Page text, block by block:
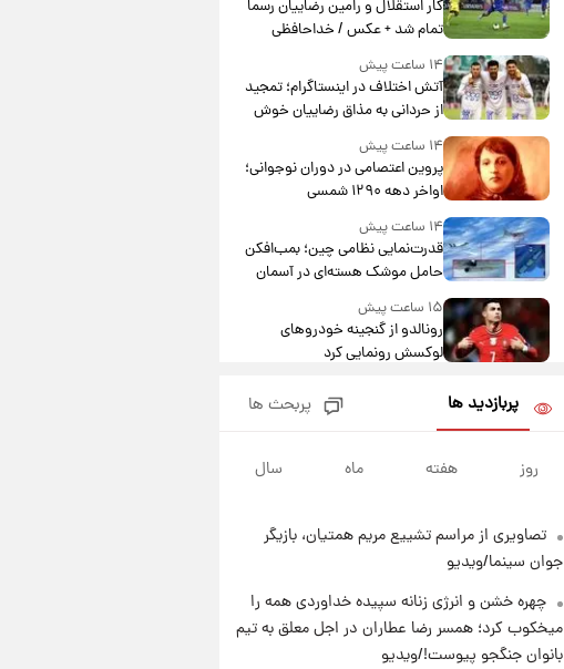
کار استقلال و رامین رضاییان رسما
تمام شد + عکس / خداحافظی
صمیمانه آبی ها با رامین!
۱۴ ساعت پیش
آتش اختلاف در اینستاگرام؛ تمجید
از حردانی به مذاق رضاییان خوش
نیامد+عکس
۱۴ ساعت پیش
پروین اعتصامی در دوران نوجوانی؛
اواخر دهه ۱۲۹۰ شمسی
۱۴ ساعت پیش
قدرت‌نمایی نظامی چین؛ بمب‌افکن
حامل موشک هسته‌ای در آسمان
ظاهر شد
۱۵ ساعت پیش
رونالدو از گنجینه خودروهای
لوکسش رونمایی کرد
قیمت دلار در بازار آزاد امروز
ثابت ماند؟ +جدول
۱۷ ساعت پیش
بزرگ‌تری برای ایران است
۱۷ ساعت پیش
آمریکا به مدرسه میناب؛ «باید
سیلی محکمی به صورت ترامپ زد»
۱۸ ساعت پیش
قیمت طلا و سکه امروز چهارشنبه
پربازدید ها پربحث ها
روز هفته ماه سال
تصاویری از مراسم تشییع مریم همتیان، بازیگر
جوان سینما/ویدیو
چهره خشن و انرژی زنانه سپیده خداوردی همه را
میخکوب کرد؛ همسر رضا عطاران در اجل معلق به تیم
بانوان جنگجو پیوست!/ویدیو